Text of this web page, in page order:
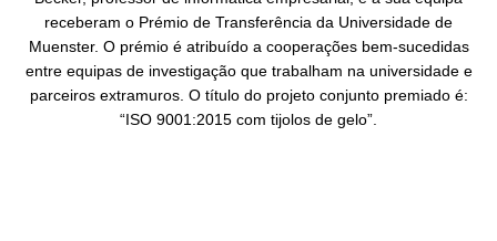
receberam o Prémio de Transferência da Universidade de
Muenster. O prémio é atribuído a cooperações bem-sucedidas
entre equipas de investigação que trabalham na universidade e
parceiros extramuros. O título do projeto conjunto premiado é:
“ISO 9001:2015 com tijolos de gelo”.